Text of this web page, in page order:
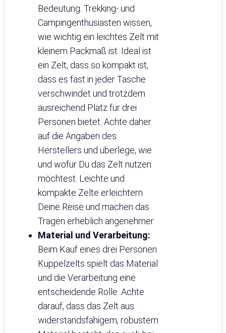
Bedeutung. Trekking- und
Campingenthusiasten wissen,
wie wichtig ein leichtes Zelt mit
kleinem Packmaß ist. Ideal ist
ein Zelt, dass so kompakt ist,
dass es fast in jeder Tasche
verschwindet und trotzdem
ausreichend Platz für drei
Personen bietet. Achte daher
auf die Angaben des
Herstellers und überlege, wie
und wofür Du das Zelt nutzen
möchtest. Leichte und
kompakte Zelte erleichtern
Deine Reise und machen das
Tragen erheblich angenehmer.
Material und Verarbeitung:
Beim Kauf eines drei Personen
Kuppelzelts spielt das Material
und die Verarbeitung eine
entscheidende Rolle. Achte
darauf, dass das Zelt aus
widerstandsfähigem, robustem